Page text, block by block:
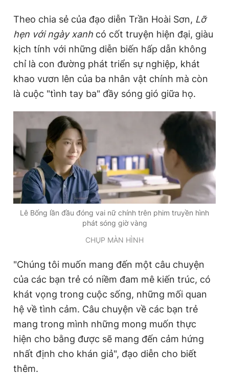
Theo dõi báo trên
Hotline
0906 645 777
Liên hệ quảng cáo
0908 780 404
Đặt báo Quảng cáo RSS Tòa soạn Chính sách bảo
Phó tổng biên tập thường trực: Hải Thành
Phó tổng biên tập: Lâm Hiếu Dũng
Phó tổng biên tập: Trần Việt Hưng
Tổng thư ký tòa soạn: Đức Trung
Giấy phép xuất bản số 110/GP - BTTTT cấp ngày 24.3.2020
© 2003-2026 Bản quyền thuộc về Báo Thanh Niên. Cấm sao
chép dưới mọi hình thức nếu không có sự chấp thuận bằng văn
bản. Phát triển bởi ePi Technologies, JSC.
Theo chia sẻ của đạo diễn Trần Hoài Sơn, Lỡ
hẹn với ngày xanh có cốt truyện hiện đại, giàu
kịch tính với những diễn biến hấp dẫn không
chỉ là con đường phát triển sự nghiệp, khát
khao vươn lên của ba nhân vật chính mà còn
là cuộc "tình tay ba" đầy sóng gió giữa họ.
Lê Bống lần đầu đóng vai nữ chính trên phim truyền hình
phát sóng giờ vàng
CHỤP MÀN HÌNH
"Chúng tôi muốn mang đến một câu chuyện
của các bạn trẻ có niềm đam mê kiến trúc, có
khát vọng trong cuộc sống, những mối quan
hệ về tình cảm. Câu chuyện về các bạn trẻ
mang trong mình những mong muốn thực
hiện cho bằng được sẽ mang đến cảm hứng
nhất định cho khán giả", đạo diễn cho biết
thêm.